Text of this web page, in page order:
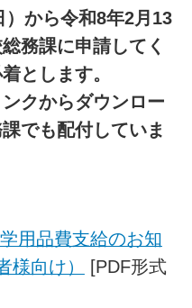
から令和8年2月13
務課に申請してく
とします。
クからダウンロー
でも配付していま
用品費支給のお知
様向け）
[PDF形式